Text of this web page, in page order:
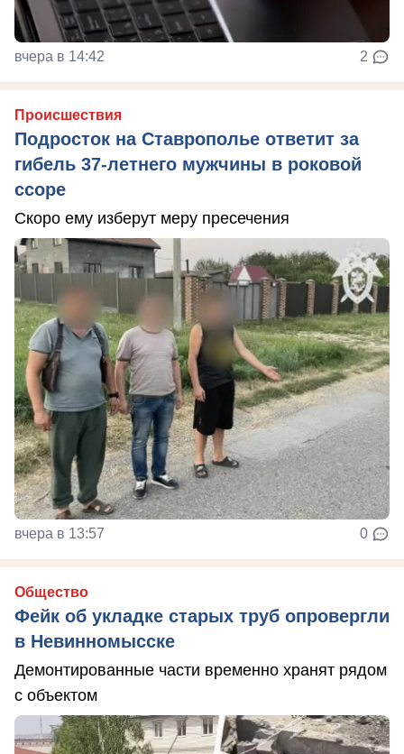
вчера в 14:42 2
Происшествия
Подросток на Ставрополье ответит за
гибель 37-летнего мужчины в роковой
ссоре
Скоро ему изберут меру пресечения
вчера в 13:57 0
Общество
Фейк об укладке старых труб опровергли
в Невинномысске
Демонтированные части временно хранят рядом
с объектом